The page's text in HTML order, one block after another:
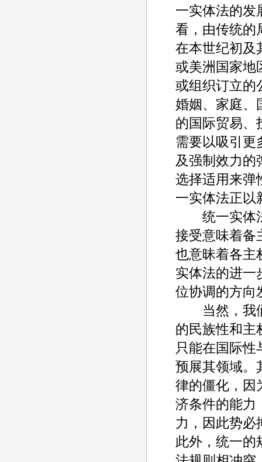
一实体法的发
看，由传统的
在本世纪初及
或美洲国家地
或组织订立的
婚姻、家庭、
的国际贸易、
需要以吸引更
及强制效力的
选择适用来弹
一实体法正以
统一实体法
接受意味着备
也意昧着各主
实体法的进一
位协调的方向
当然，我们
的民族性和主
只能在国际性
预展其领域。
律的僵化，因
济条件的能力
力，因此势必
此外，统一的